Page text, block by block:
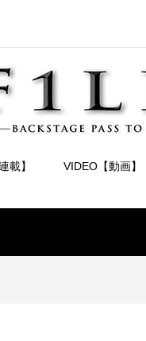
載】 VIDEO【動画】